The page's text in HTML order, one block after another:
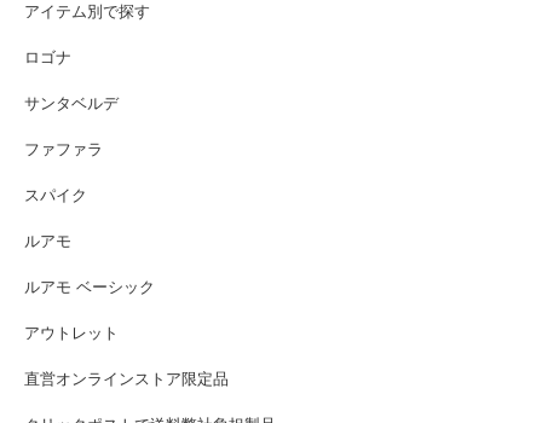
アイテム別で探す
ロゴナ
サンタベルデ
ファファラ
スパイク
ルアモ
ルアモ ベーシック
アウトレット
直営オンラインストア限定品